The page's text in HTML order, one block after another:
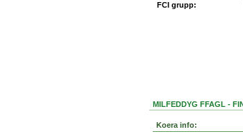
FCI grupp:
MILFEDDYG FFAGL -
Koera info: